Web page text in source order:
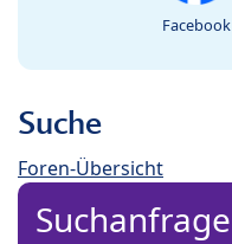
Facebook
Suche
Foren-Übersicht
Suchanfrage